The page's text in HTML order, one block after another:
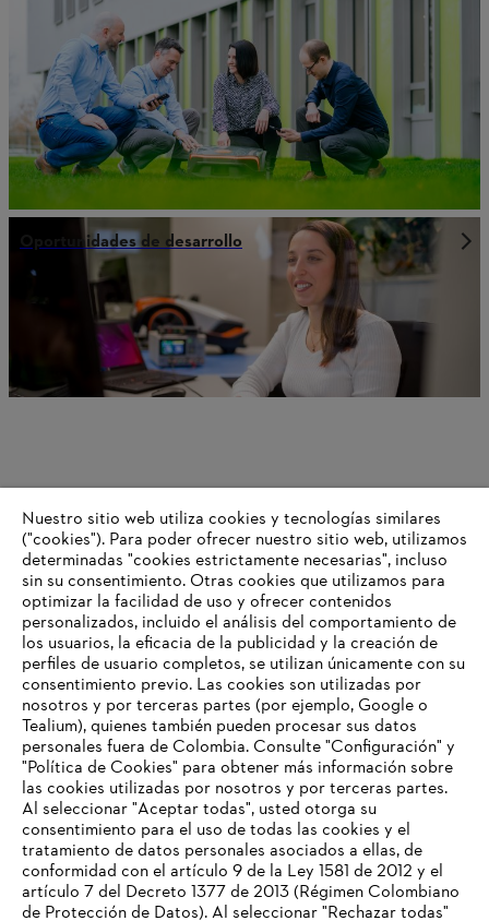
Oportunidades de desarrollo
Cultura y beneficios
Información para proveedores
Productos
Contacto
Carrera profesional
Sistema de denuncia de irregularidades
Nuestro sitio web utiliza cookies y tecnologías similares
("cookies"). Para poder ofrecer nuestro sitio web, utilizamos
determinadas "cookies estrictamente necesarias", incluso
sin su consentimiento. Otras cookies que utilizamos para
optimizar la facilidad de uso y ofrecer contenidos
personalizados, incluido el análisis del comportamiento de
los usuarios, la eficacia de la publicidad y la creación de
perfiles de usuario completos, se utilizan únicamente con su
consentimiento previo. Las cookies son utilizadas por
nosotros y por terceras partes (por ejemplo, Google o
Tealium), quienes también pueden procesar sus datos
personales fuera de Colombia. Consulte "Configuración" y
"Política de Cookies" para obtener más información sobre
las cookies utilizadas por nosotros y por terceras partes.
Al seleccionar "Aceptar todas", usted otorga su
consentimiento para el uso de todas las cookies y el
tratamiento de datos personales asociados a ellas, de
conformidad con el artículo 9 de la Ley 1581 de 2012 y el
artículo 7 del Decreto 1377 de 2013 (Régimen Colombiano
de Protección de Datos). Al seleccionar "Rechazar todas"